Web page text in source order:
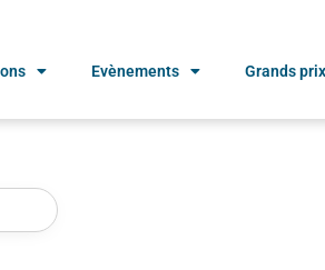
Evènements Grands prix